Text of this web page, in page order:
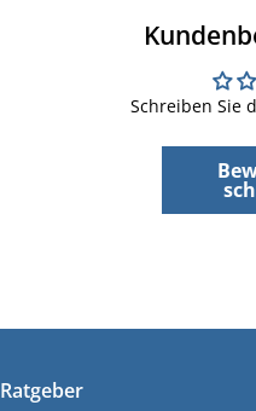
Schreiben Sie
Ratgeber